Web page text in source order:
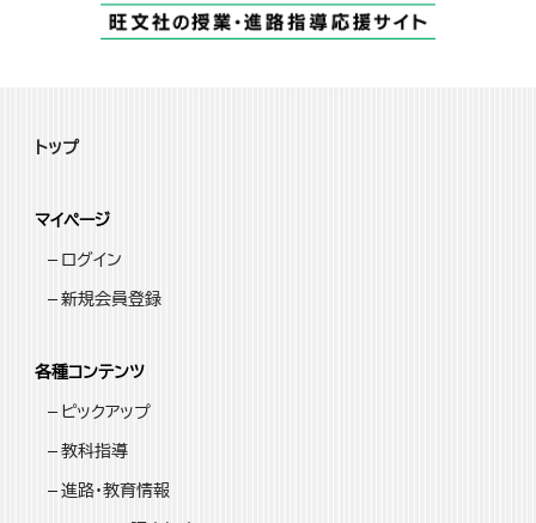
トップ
マイページ
ログイン
新規会員登録
各種コンテンツ
ピックアップ
教科指導
進路・教育情報